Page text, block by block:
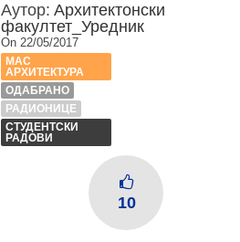
Аутор: Архитектонски
факултет_Уредник
On 22/05/2017
МАС
АРХИТЕКТУРА
ОДАБРАНО
РАДИОНИЦЕ
СТУДЕНТСКИ
РАДОВИ
10